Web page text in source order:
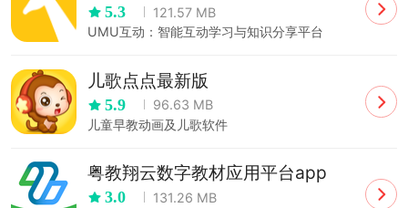
5.3
121.57 MB
UMU互动：智能互动学习与知识分享平台
儿歌点点最新版
5.9
96.63 MB
儿童早教动画及儿歌软件
粤教翔云数字教材应用平台app
3.0
131.26 MB